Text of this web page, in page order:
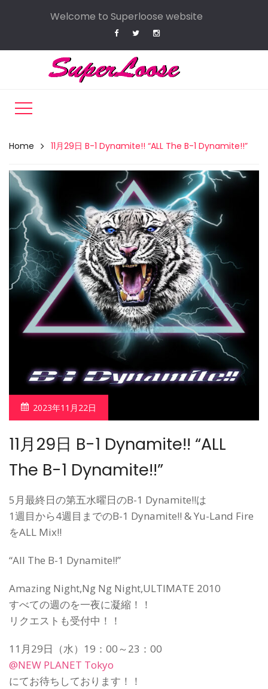
Welcome to Superloose website
Home 11月29日 B-1 Dynamite!! “ALL The B-1 Dynamite!!”
2023年11月22日
11月29日 B-1 Dynamite!! “ALL
The B-1 Dynamite!!”
5月最終日の第五水曜日のB-1 Dynamite!!は
1週目から4週目までのB-1 Dynamite!! & Yu-Land Fire
をALL Mix!!
“All The B-1 Dynamite!!”
Amazing Night,Ng Ng Night,ULTIMATE 2010
すべての週のを一夜に凝縮！！
リクエストも受付中！！
11月29日（水）19：00～23：00
@NEW PLANET Tokyo
にてお待ちしております！！